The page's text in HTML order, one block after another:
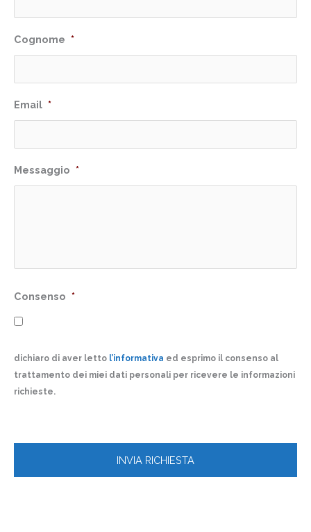
Cognome *
Email *
Messaggio *
Consenso *
dichiaro di aver letto l’informativa ed esprimo il consenso al
trattamento dei miei dati personali per ricevere le informazioni
richieste.